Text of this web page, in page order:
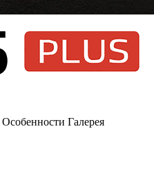
Особенности Галерея